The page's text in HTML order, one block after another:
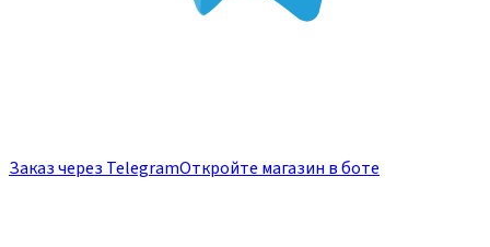
Заказ через TelegramОткройте магазин в боте